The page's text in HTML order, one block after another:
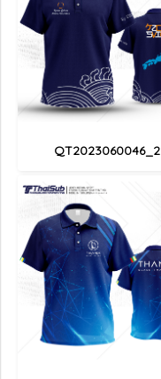
QT2023060046_2